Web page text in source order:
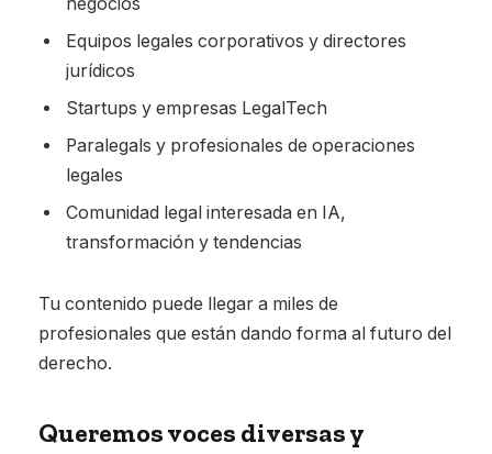
negocios
Equipos legales corporativos y directores
jurídicos
Startups y empresas LegalTech
Paralegals y profesionales de operaciones
legales
Comunidad legal interesada en IA,
transformación y tendencias
Tu contenido puede llegar a miles de
profesionales que están dando forma al futuro del
derecho.
Queremos voces diversas y